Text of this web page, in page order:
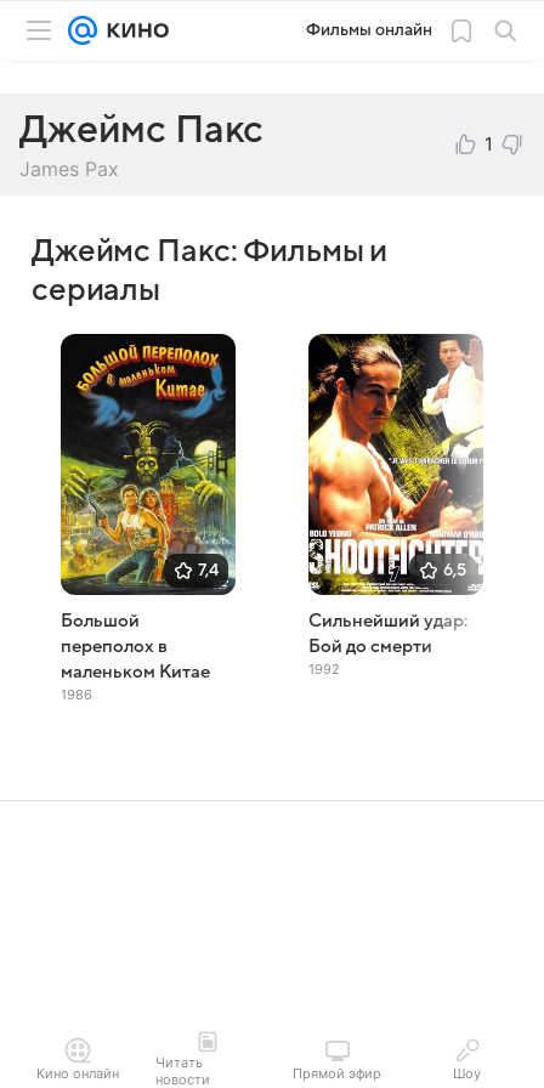
Фильмы онлайн
Джеймс Пакс
James Pax
1
Джеймс Пакс: Фильмы и
сериалы
7,4
Большой
переполох в
маленьком Китае
1986
6,5
Сильнейший удар:
Бой до смерти
1992
Кино онлайн
Читать
новости
Прямой эфир Шоу